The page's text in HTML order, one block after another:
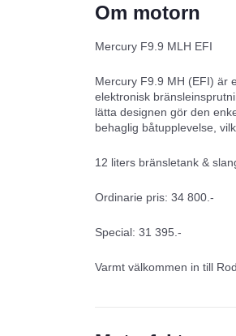
Om motorn
Mercury F9.9 MLH EFI
Mercury F9.9 MH (EFI) är
elektronisk
lätta designen gör den
behaglig båtupplevelse,
12 liters bränsletank &
Ordinarie pris: 34 800.-
Special: 31 395.-
Varmt välkommen in till